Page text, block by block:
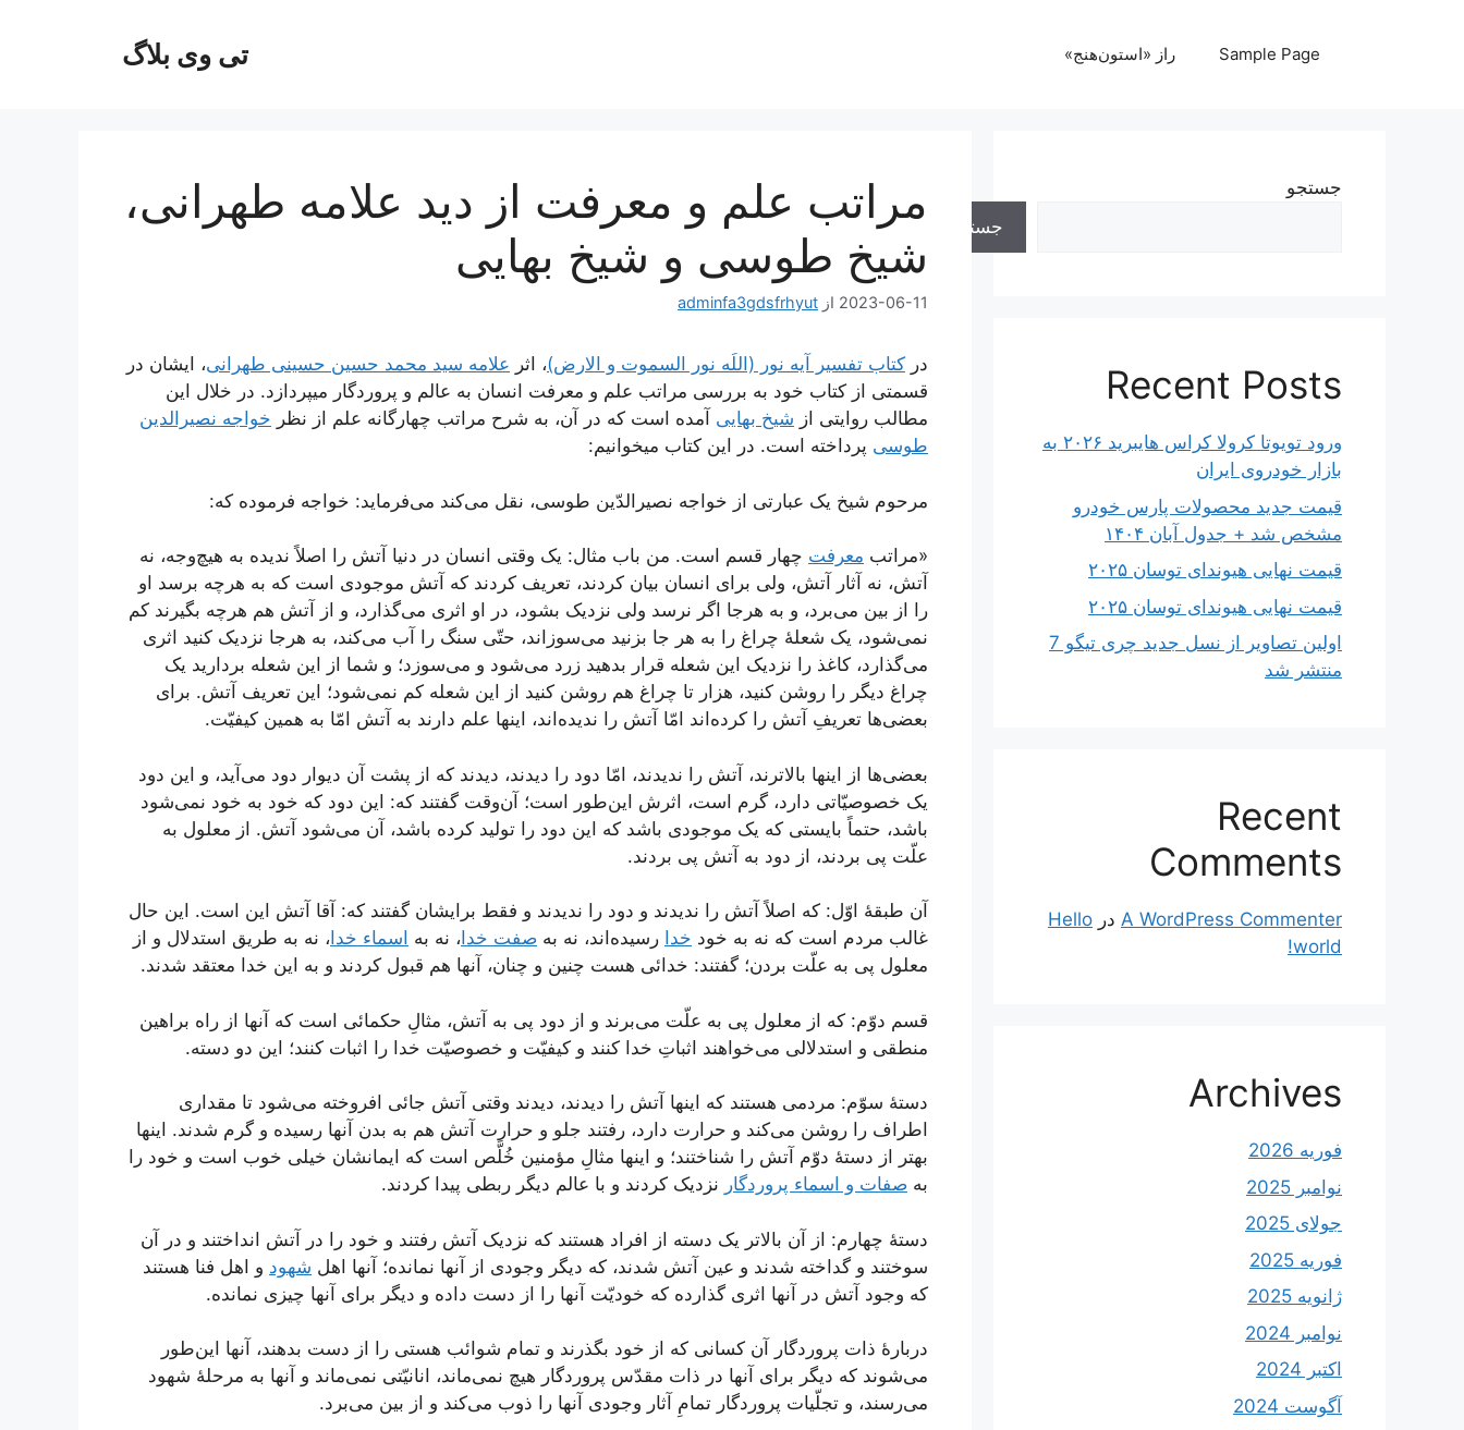
تی وی بلاگ Sample Page راز «استون‌هنج»
مراتب علم و معرفت از دید علامه طهرانی،
شیخ طوسی و شیخ بهایی
2023-06-11 از adminfa3gdsfrhyut
در کتاب تفسیر آیه نور (اللَه نور السموت و الارض)، اثر علامه سید محمد حسین حسینی طهرانی، ایشان در
قسمتی از کتاب خود به بررسی مراتب علم و معرفت انسان به عالم و پروردگار میپردازد. در خلال این
مطالب روایتی از شیخ بهایی آمده است که در آن، به شرح مراتب چهارگانه علم از نظر خواجه نصیرالدین
طوسی پرداخته است. در این کتاب میخوانیم:
مرحوم شیخ یک عبارتی از خواجه نصیرالدّین طوسی، نقل می‌کند می‌فرماید: خواجه فرموده که:
«مراتب معرفت چهار قسم است. من باب مثال: یک وقتی انسان در دنیا آتش را اصلاً ندیده به هیچ‌وجه، نه
آتش، نه آثار آتش، ولی برای انسان بیان کردند، تعریف کردند که آتش موجودی است که به هرچه برسد او
را از بین می‌برد، و به هر‌جا اگر نرسد ولی نزدیک بشود، در او اثری می‌گذارد، و از آتش هم هرچه بگیرند کم
نمی‌شود، یک شعلۀ چراغ را به هر جا بزنید می‌سوزاند، حتّی سنگ را آب می‌کند، به هرجا نزدیک کنید اثری
می‌گذارد، کاغذ را نزدیک این شعله قرار بدهید زرد می‌شود و می‌سوزد؛ و شما از این شعله بردارید یک
چراغ دیگر را روشن کنید، هزار تا چراغ هم روشن کنید از این شعله کم نمی‌شود؛ این تعریف آتش. برای
بعضی‌ها تعریفِ آتش را کرده‌اند امّا آتش را ندیده‌اند، اینها علم دارند به آتش امّا به همین کیفیّت.
بعضی‌ها از اینها بالاترند، آتش را ندیدند، امّا دود را دیدند، دیدند که از پشت آن دیوار دود می‌آید، و این دود
یک خصوصیّاتی دارد، گرم است، اثرش این‌طور است؛ آن‌وقت گفتند که: این دود که خود به خود نمی‌شود
باشد، حتماً بایستی که یک موجودی باشد که این دود را تولید کرده باشد، آن می‌شود آتش. از معلول به
علّت پی بردند، از دود به آتش پی بردند.
آن طبقۀ اوّل: که اصلاً آتش را ندیدند و دود را ندیدند و فقط برایشان گفتند که: آقا آتش این است. این حال
غالب مردم است که نه به خود خدا رسیده‌اند، نه به صفت خدا ، نه به اسماء خدا ، نه به طریق استدلال و از
معلول پی به علّت بردن؛ گفتند: خدائی هست چنین و چنان، آنها هم قبول کردند و به این خدا معتقد شدند.
قسم دوّم: که از معلول پی به علّت می‌برند و از دود پی به آتش، مثالِ حکمائی است که آنها از راه براهین
منطقی و استدلالی می‌خواهند اثباتِ خدا کنند و کیفیّت و خصوصیّت خدا را اثبات کنند؛ این دو دسته.
دستۀ سوّم: مردمی هستند که اینها آتش را دیدند، دیدند وقتی آتش جائی افروخته می‌شود تا مقداری
اطراف را روشن می‌کند و حرارت دارد، رفتند جلو و حرارت آتش هم به بدن آنها رسیده و گرم شدند. اینها
بهتر از دستۀ دوّم آتش را شناختند؛ و اینها مثالِ مؤمنین خُلَّص است که ایمانشان خیلی خوب است و خود را
به صفات و اسماء پروردگار نزدیک کردند و با عالم دیگر ربطی پیدا کردند.
دستۀ چهارم: از آن بالاتر یک دسته از افراد هستند که نزدیک آتش رفتند و خود را در آتش انداختند و در آن
سوختند و گداخته شدند و عین آتش شدند، که دیگر وجودی از آنها نمانده؛ آنها اهل شهود و اهل فنا هستند
که وجود آتش در آنها اثری گذارده که خودیّت آنها را از دست داده و دیگر برای آنها چیزی نمانده.
دربارۀ ذات پروردگار آن کسانی که از خود بگذرند و تمام شوائب هستی را از دست بدهند، آنها این‌طور
می‌شوند که دیگر برای آنها در ذات مقدّس پروردگار هیچ نمی‌ماند، انانیّتی نمی‌ماند و آنها به مرحلۀ شهود
می‌رسند، و تجلّیات پروردگار تمامِ آثار وجودی آنها را ذوب می‌کند و از بین می‌برد.
جستجو
جستجو
Recent Posts
ورود تویوتا کرولا کراس هایبرید ۲۰۲۶ به
بازار خودروی ایران
قیمت جدید محصولات پارس خودرو
مشخص شد + جدول آبان ۱۴۰۴
قیمت نهایی هیوندای توسان ۲۰۲۵
قیمت نهایی هیوندای توسان ۲۰۲۵
اولین تصاویر از نسل جدید چری تیگو 7
منتشر شد
Recent
Comments
A WordPress Commenter در Hello
world!
Archives
فوریه 2026
نوامبر 2025
جولای 2025
فوریه 2025
ژانویه 2025
نوامبر 2024
اکتبر 2024
آگوست 2024